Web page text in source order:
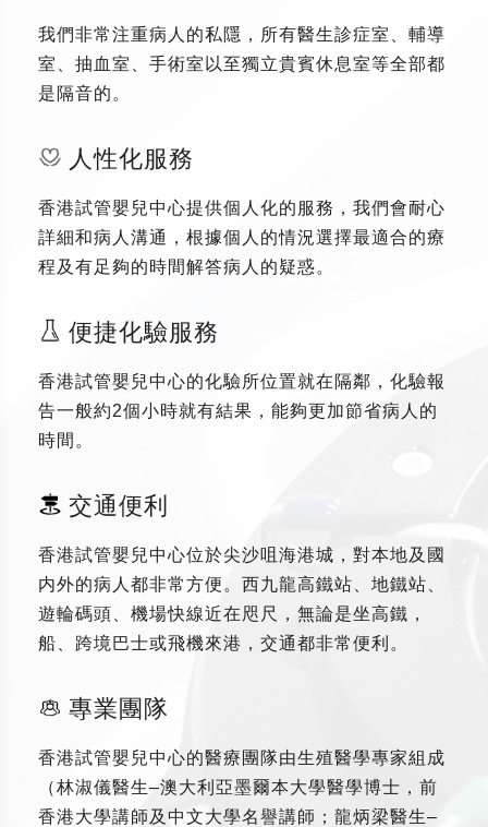
我們非常注重病人的私隱，所有醫生診症室、輔導
室、抽血室、手術室以至獨立貴賓休息室等全部都
是隔音的。
人性化服務
香港試管嬰兒中心提供個人化的服務，我們會耐心
詳細和病人溝通，根據個人的情況選擇最適合的療
程及有足夠的時間解答病人的疑惑。
便捷化驗服務
香港試管嬰兒中心的化驗所位置就在隔鄰，化驗報
告一般約2個小時就有結果，能夠更加節省病人的
時間。
交通便利
香港試管嬰兒中心位於尖沙咀海港城，對本地及國
内外的病人都非常方便。西九龍高鐵站、地鐵站、
遊輪碼頭、機場快線近在咫尺，無論是坐高鐵，
船、跨境巴士或飛機來港，交通都非常便利。
專業團隊
香港試管嬰兒中心的醫療團隊由生殖醫學專家組成
（林淑儀醫生–澳大利亞墨爾本大學醫學博士，前
香港大學講師及中文大學名譽講師；龍炳梁醫生–